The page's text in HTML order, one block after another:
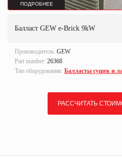
ПОДРОБНЕЕ
Балласт GEW e-Brick 9kW
Производитель: GEW
Part number: 26368
Тип оборудования: Балласты сушек и
РАССЧИТАТЬ